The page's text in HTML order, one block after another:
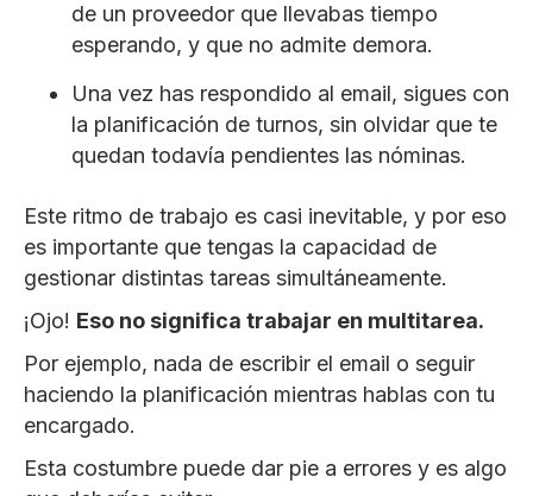
de un proveedor que llevabas tiempo
esperando, y que no admite demora.
Una vez has respondido al email, sigues con
la planificación de turnos, sin olvidar que te
quedan todavía pendientes las nóminas.
Este ritmo de trabajo es casi inevitable, y por eso
es importante que tengas la capacidad de
gestionar distintas tareas simultáneamente.
¡Ojo! Eso no significa trabajar en multitarea.
Por ejemplo, nada de escribir el email o seguir
haciendo la planificación mientras hablas con tu
encargado.
Esta costumbre puede dar pie a errores y es algo